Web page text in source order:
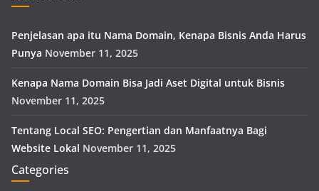
Penjelasan apa itu Nama Domain, Kenapa Bisnis Anda Harus
Punya November 11, 2025
Kenapa Nama Domain Bisa Jadi Aset Digital untuk Bisnis
November 11, 2025
Tentang Local SEO: Pengertian dan Manfaatnya Bagi
Website Lokal November 11, 2025
Categories